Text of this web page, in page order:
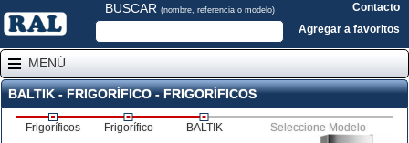
BUSCAR (nombre, referencia o modelo)
Contacto
Agregar a favoritos
MENÚ
BALTIK - FRIGORÍFICO - FRIGORÍFICOS
Frigoríficos Frigorífico BALTIK Seleccione Modelo